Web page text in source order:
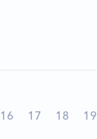
16 17 18 19